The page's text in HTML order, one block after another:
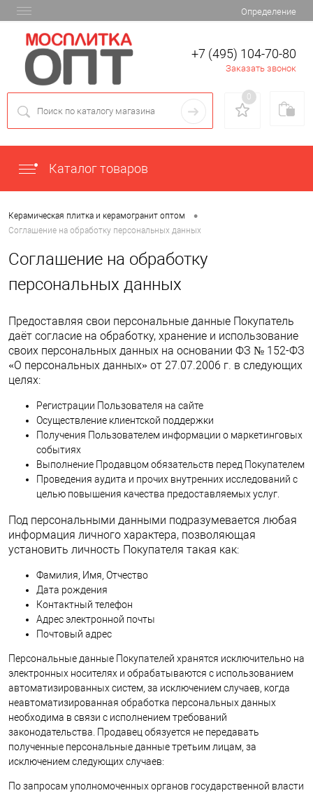
Определение
+7 (495) 104-70-80
Заказать звонок
0
Каталог товаров
Керамическая плитка и керамогранит оптом •
Соглашение на обработку персональных данных
Соглашение на обработку
персональных данных
Предоставляя свои персональные данные Покупатель
даёт согласие на обработку, хранение и использование
своих персональных данных на основании ФЗ № 152-ФЗ
«О персональных данных» от 27.07.2006 г. в следующих
целях:
Регистрации Пользователя на сайте
Осуществление клиентской поддержки
Получения Пользователем информации о маркетинговых
событиях
Выполнение Продавцом обязательств перед Покупателем
Проведения аудита и прочих внутренних исследований с
целью повышения качества предоставляемых услуг.
Под персональными данными подразумевается любая
информация личного характера, позволяющая
установить личность Покупателя такая как:
Фамилия, Имя, Отчество
Дата рождения
Контактный телефон
Адрес электронной почты
Почтовый адрес
Персональные данные Покупателей хранятся исключительно на
электронных носителях и обрабатываются с использованием
автоматизированных систем, за исключением случаев, когда
неавтоматизированная обработка персональных данных
необходима в связи с исполнением требований
законодательства. Продавец обязуется не передавать
полученные персональные данные третьим лицам, за
исключением следующих случаев:
По запросам уполномоченных органов государственной власти